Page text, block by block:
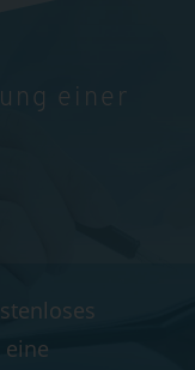
einer
eine